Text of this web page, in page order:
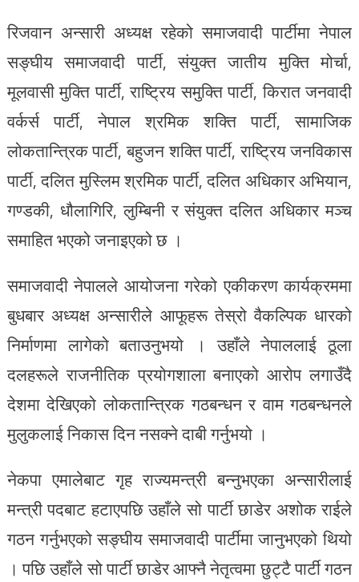
रिजवान अन्सारी अध्यक्ष रहेको समाजवादी पार्टीमा नेपाल
सङ्घीय समाजवादी पार्टी, संयुक्त जातीय मुक्ति मोर्चा,
मूलवासी मुक्ति पार्टी, राष्ट्रिय समुक्ति पार्टी, किरात जनवादी
वर्कर्स पार्टी, नेपाल श्रमिक शक्ति पार्टी, सामाजिक
लोकतान्त्रिक पार्टी, बहुजन शक्ति पार्टी, राष्ट्रिय जनविकास
पार्टी, दलित मुस्लिम श्रमिक पार्टी, दलित अधिकार अभियान,
गण्डकी, धौलागिरि, लुम्बिनी र संयुक्त दलित अधिकार मञ्च
समाहित भएको जनाइएको छ ।
समाजवादी नेपालले आयोजना गरेको एकीकरण कार्यक्रममा
बुधबार अध्यक्ष अन्सारीले आफूहरू तेस्रो वैकल्पिक धारको
निर्माणमा लागेको बताउनुभयो । उहाँले नेपाललाई ठूला
दलहरूले राजनीतिक प्रयोगशाला बनाएको आरोप लगाउँदै
देशमा देखिएको लोकतान्त्रिक गठबन्धन र वाम गठबन्धनले
मुलुकलाई निकास दिन नसक्ने दाबी गर्नुभयो ।
नेकपा एमालेबाट गृह राज्यमन्त्री बन्नुभएका अन्सारीलाई
मन्त्री पदबाट हटाएपछि उहाँले सो पार्टी छाडेर अशोक राईले
गठन गर्नुभएको सङ्घीय समाजवादी पार्टीमा जानुभएको थियो
। पछि उहाँले सो पार्टी छाडेर आफ्नै नेतृत्वमा छुट्टै पार्टी गठन